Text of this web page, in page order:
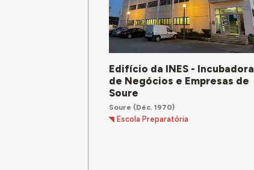
Edifício da INES - Incubadora
de Negócios e Empresas de
Soure
Soure (Déc. 1970)
Escola Preparatória